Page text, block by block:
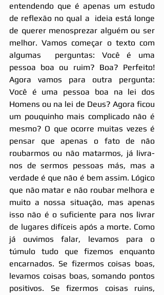
entendendo que é apenas um estudo
de reflexão no qual a  ideia está longe
de querer menosprezar alguém ou ser
melhor. Vamos começar o texto com
algumas  perguntas: Você é uma
pessoa boa ou ruim? Boa? Perfeito!
Agora vamos para outra pergunta:
Você é uma pessoa boa na lei dos
Homens ou na lei de Deus? Agora ficou
um pouquinho mais complicado não é
mesmo? O que ocorre muitas vezes é
pensar que apenas o fato de não
roubarmos ou não matarmos, já livra-
nos de sermos pessoas más, mas a
verdade é que não é bem assim. Lógico
que não matar e não roubar melhora e
muito a nossa situação, mas apenas
isso não é o suficiente para nos livrar
de lugares difíceis após a morte. Como
já ouvimos falar, levamos para o
túmulo tudo que fizemos enquanto
encarnados. Se fizermos coisas boas,
levamos coisas boas, somando pontos
positivos. Se fizermos coisas ruins,